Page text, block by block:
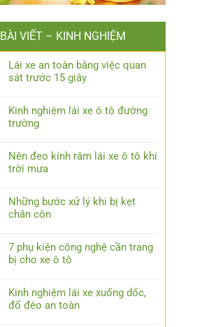
BÀI VIẾT – KINH NGHIỆM
Lái xe an toàn bằng việc quan
sát trước 15 giây
có
bình
Lái
xe
toàn
bằng
việc
sát
trước
15
Kinh nghiệm lái xe ô tô đường
trường
có
bình
Kinh
nghiệm
ô
tô
trường
Nên đeo kính râm lái xe ô tô khi
trời mưa
có
bình
Nên
đeo
râm
lái
xe
Những bước xử lý khi bị kẹt
chân côn
có
bình
luận
Những
bước
7 phụ kiện công nghệ cần trang
bị cho xe ô tô
có
bình
Kinh nghiệm lái xe xuống dốc,
đổ đèo an toàn